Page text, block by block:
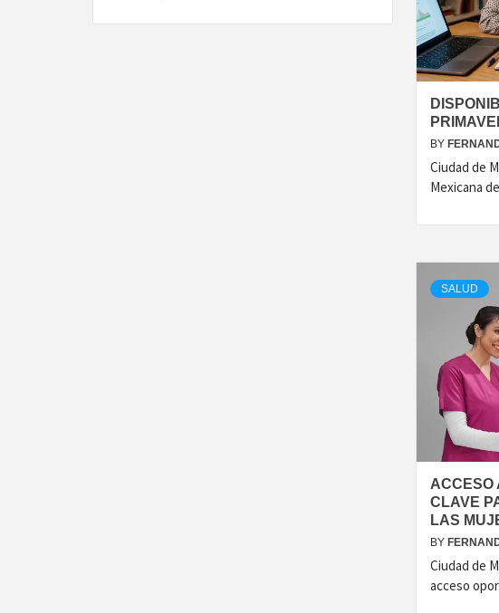
BY
Ciudad de
Mexicana
SALUD
ACCESO
CLAVE
LAS
BY
Ciudad de
acceso